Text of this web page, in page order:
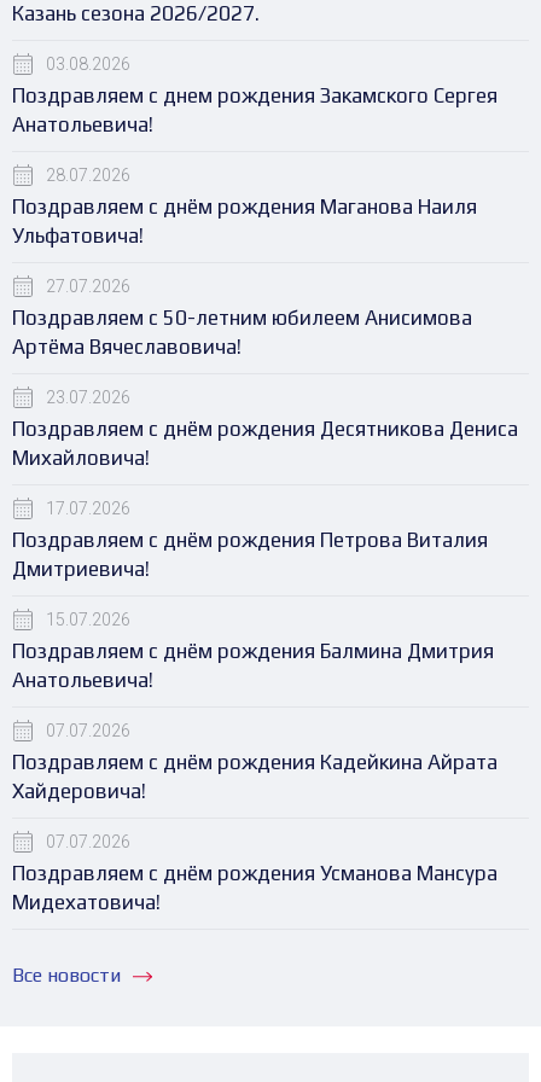
Казань сезона 2026/2027.
03.08.2026
Поздравляем с днем рождения Закамского Сергея
Анатольевича!
28.07.2026
Поздравляем с днём рождения Маганова Наиля
Ульфатовича!
27.07.2026
Поздравляем с 50-летним юбилеем Анисимова
Артёма Вячеславовича!
23.07.2026
Поздравляем с днём рождения Десятникова Дениса
Михайловича!
17.07.2026
Поздравляем с днём рождения Петрова Виталия
Дмитриевича!
15.07.2026
Поздравляем с днём рождения Балмина Дмитрия
Анатольевича!
07.07.2026
Поздравляем с днём рождения Кадейкина Айрата
Хайдеровича!
07.07.2026
Поздравляем с днём рождения Усманова Мансура
Мидехатовича!
Все новости